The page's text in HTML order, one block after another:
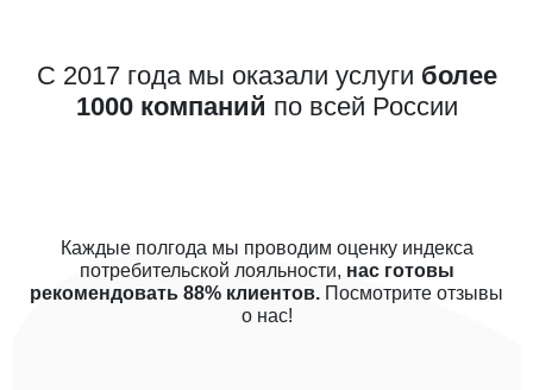
С 2017 года мы оказали услуги более
1000 компаний по всей России
Каждые полгода мы проводим оценку индекса
потребительской лояльности, нас готовы
рекомендовать 88% клиентов. Посмотрите отзывы
о нас!